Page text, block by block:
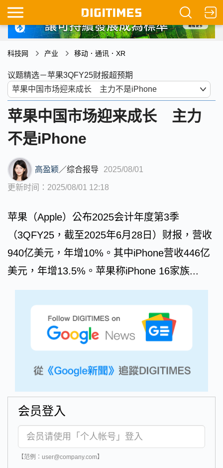
科技网 产业 移动．通讯．XR
议题精选－苹果3QFY25财报超预期
苹果中国市场迎来成长 主力
不是iPhone
高盈颖／综合报导 2025/08/01
更新时间：2025/08/01 12:18
苹果（Apple）公布2025会计年度第3季
（3QFY25，截至2025年6月28日）财报，营收
940亿美元，年增10%。其中iPhone营收446亿
美元，年增13.5%。苹果称iPhone 16家族...
会员登入
【范例：user@company.com】